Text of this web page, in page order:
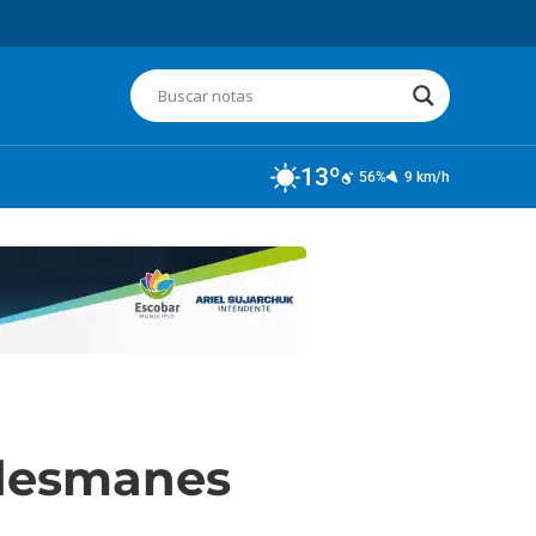
13º 56% 9 km/h